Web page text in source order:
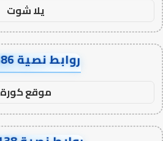
يلا شوت
روابط نصية AA5386
موقع كورة